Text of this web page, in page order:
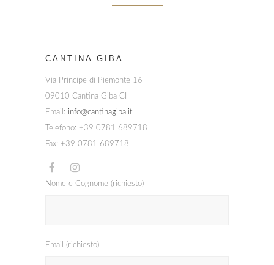
CANTINA GIBA
Via Principe di Piemonte 16
09010 Cantina Giba CI
Email: info@cantinagiba.it
Telefono: +39 0781 689718
Fax: +39 0781 689718
Nome e Cognome (richiesto)
Email (richiesto)